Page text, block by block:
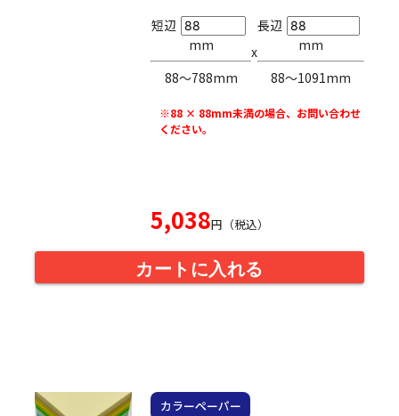
短辺
mm
88〜788mm
x
長辺
mm
88〜1091mm
※88 × 88mm未満の場合、お問い合わせ
ください。
5,038円（税込）
カートに入れる
カラーペーパー